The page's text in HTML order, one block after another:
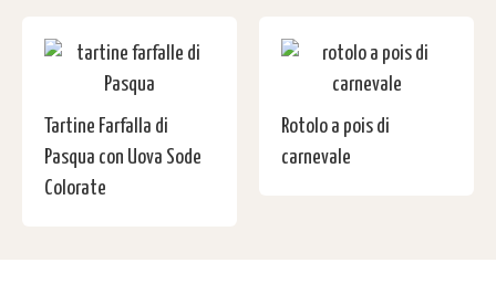
Tartine Farfalla di
Pasqua con Uova Sode
Colorate
Rotolo a pois di
carnevale